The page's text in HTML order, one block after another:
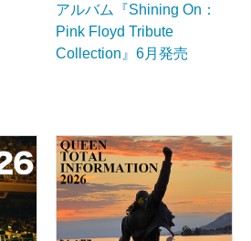
アルバム『Shining On：
Pink Floyd Tribute
Collection』6月発売